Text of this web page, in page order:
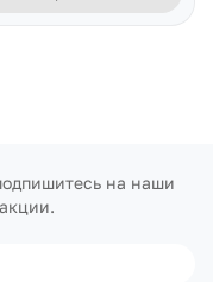
на наши